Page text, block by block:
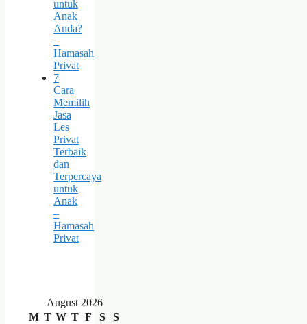
untuk
Anak
Anda?
–
Hamasah
Privat
7
Cara
Memilih
Jasa
Les
Privat
Terbaik
dan
Terpercaya
untuk
Anak
–
Hamasah
Privat
August 2026
M T W T F S
S